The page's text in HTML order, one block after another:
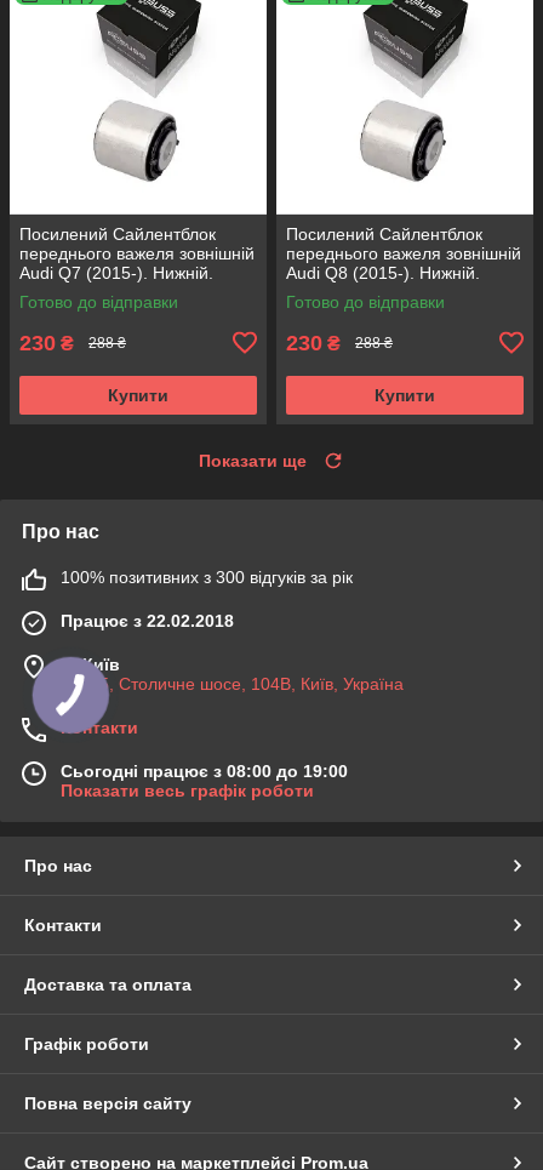
Посилений Сайлентблок
переднього важеля зовнішній
Audi Q7 (2015-). Нижній.
КОРЕЯ Acsuss! FE175192 ,
VKDS331087
Готово до відправки
230 ₴ 288 ₴
Купити
Посилений Сайлентблок
переднього важеля зовнішній
Audi Q8 (2015-). Нижній.
КОРЕЯ Acsuss! FE175192 ,
VKDS331087
Готово до відправки
230 ₴ 288 ₴
Купити
Показати ще
Про нас
100% позитивних з 300 відгуків за рік
Працює з 22.02.2018
м. Київ
03045, Столичне шосе, 104B, Київ, Україна
Контакти
Сьогодні працює з 08:00 до 19:00
Показати весь графік роботи
Про нас
Контакти
Доставка та оплата
Графік роботи
Повна версія сайту
Сайт створено на маркетплейсі Prom.ua